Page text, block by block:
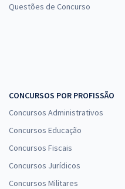
Questões de Concurso
CONCURSOS POR PROFISSÃO
Concursos Administrativos
Concursos Educação
Concursos Fiscais
Concursos Jurídicos
Concursos Militares